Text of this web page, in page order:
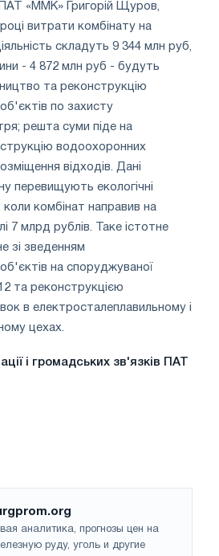
ПАТ «ММК» Григорій Щуров,
витрати комбінату на
складуть 9 344 млн руб,
- 4 872 млн руб - будуть
та реконструкцію
по захисту
решта суми піде на
водоохоронних
відходів. Дані
перевищують екологічні
коли комбінат направив на
7 млрд рублів. Таке істотне
зі зведенням
на споруджуваної
та реконструкцією
в електросталеплавильному і
цехах.
і громадських зв'язків ПАТ
аналитика, прогнозы цен на
руду, уголь и другие